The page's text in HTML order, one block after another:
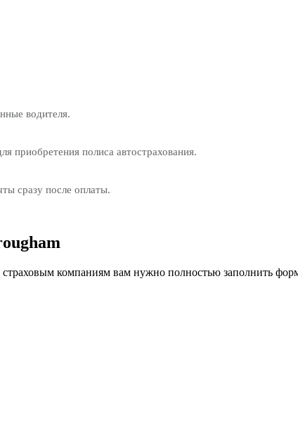
водителя.
приобретения полиса автострахования.
сразу после оплаты.
компаниям вам нужно полностью заполнить